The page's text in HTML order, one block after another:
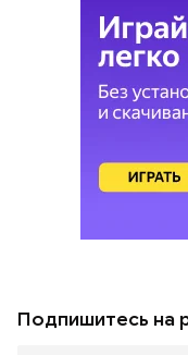
Подпишитесь на